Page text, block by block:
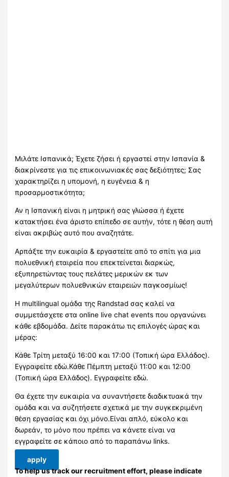
Μιλάτε Ισπανικά; Έχετε ζήσει ή εργαστεί στην Ισπανία &
διακρίνεστε για τις επικοινωνιακές σας δεξιότητες; Σας
χαρακτηρίζει η υπομονή, η ευγένεια & η
προσαρμοστικότητα;
Αν η Ισπανική είναι η μητρική σας γλώσσα ή έχετε
κατακτήσει ένα άριστο επίπεδο σε αυτήν, τότε η θέση αυτή
είναι ακριβώς αυτό που αναζητάτε.
Αρπάξτε την ευκαιρία & εργαστείτε από το σπίτι για μια
πολυεθνική εταιρεία που επεκτείνεται διαρκώς,
εξυπηρετώντας τους πελάτες μερικών εκ των
μεγαλύτερων πολυεθνικών εταιρειών παγκοσμίως!
Η multilingual ομάδα της Randstad σας καλεί να
συμμετάσχετε στα online live chat events που οργανώνει
κάθε εβδομάδα. Δείτε παρακάτω τις επιλογές ώρας και
μέρας:
Κάθε Τρίτη μεταξύ 16:00 και 17:00 (Τοπική ώρα Ελλάδος).
Εγγραφείτε εδώ.Κάθε Πέμπτη μεταξύ 11:00 και 12:00
(Τοπική ώρα Ελλάδος). Εγγραφείτε εδώ.
Θα έχετε την ευκαιρία να συναντήσετε διαδικτυακά την
ομάδα και να συζητήσετε σχετικά με την συγκεκριμένη
θέση εργασίας και όχι μόνο.Είναι απλό, εύκολο και
δωρεάν, το μόνο που πρέπει να κάνετε είναι να
εγγραφείτε σε κάποιο από το παραπάνω links.
apply
To help us track our recruitment effort, please indicate